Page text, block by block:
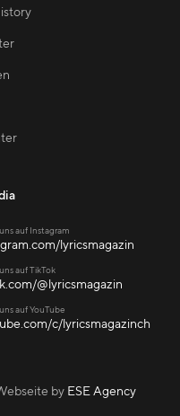
auf Instagram
lyricsmagazin
auf TikTok
@lyricsmagazin
auf YouTube
c/lyricsmagazinch
by ESE Agency